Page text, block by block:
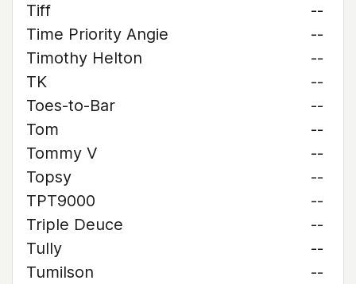
Tiff
--
Time Priority Angie
--
Timothy Helton
--
TK
--
Toes-to-Bar
--
Tom
--
Tommy V
--
Topsy
--
TPT9000
--
Triple Deuce
--
Tully
--
Tumilson
--